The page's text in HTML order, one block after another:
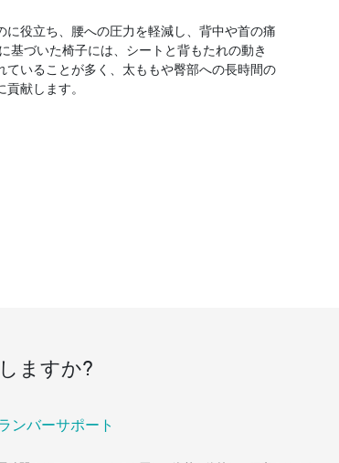
役立ち、腰への圧力を軽減し、背中や首の痛
基づいた椅子には、シートと背もたれの動き
いることが多く、太ももや臀部への長時間の
献します。
ますか?
ンバーサポート